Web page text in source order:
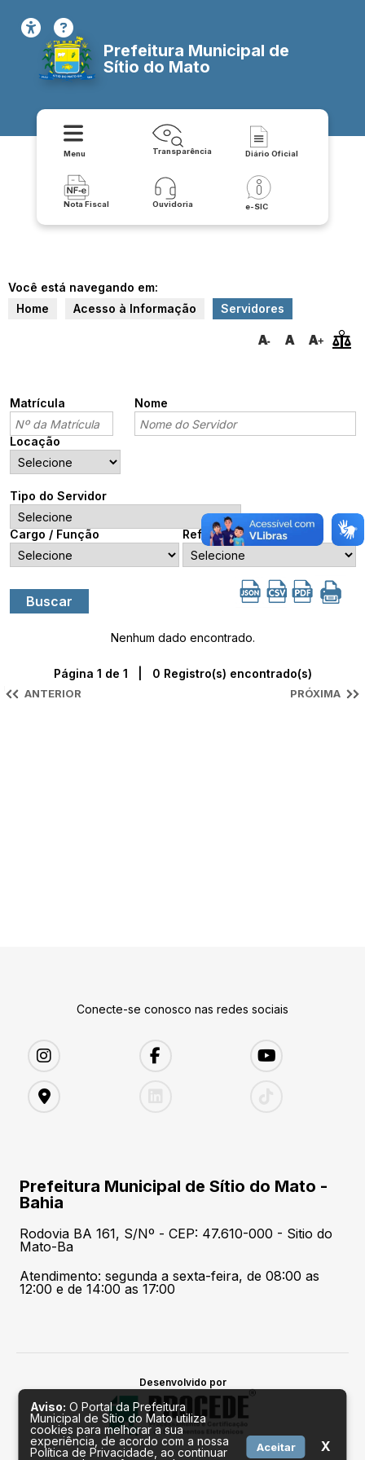
Prefeitura Municipal de
Sítio do Mato
Menu Transparência Diário Oficial
Nota Fiscal Ouvidoria e-SIC
Você está navegando em:
Home
Acesso à Informação Servidores
Matrícula Nome
Locação
Tipo do Servidor
Cargo / Função Referência
Nenhum dado encontrado.
ANTERIOR
Página 1 de 1 | 0 Registro(s) encontrado(s)
PRÓXIMA
Conecte-se conosco nas redes sociais
Prefeitura Municipal de Sítio do Mato -
Bahia
Rodovia BA 161, S/Nº - CEP: 47.610-000 - Sitio do
Mato-Ba
Atendimento: segunda a sexta-feira, de 08:00 as
12:00 e de 14:00 as 17:00
Desenvolvido por
Aviso: O Portal da Prefeitura
Municipal de Sítio do Mato utiliza
cookies para melhorar a sua
experiência, de acordo com a nossa
Política de Privacidade, ao continuar
Aceitar X